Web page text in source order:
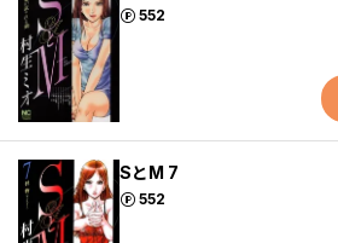
552
ポイント
SとM 7
552
ポイント